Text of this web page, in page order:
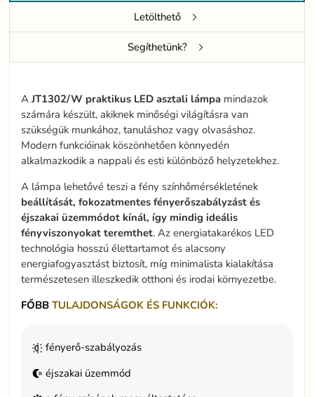
Letölthető
Segíthetünk?
AJT1302/W praktikus LED asztali lámpa mindazok
számára készült, akiknek minőségi világításra van
szükségük munkához, tanuláshoz vagy olvasáshoz.
Modern funkcióinak köszönhetően könnyedén
alkalmazkodik a nappali és esti különböző helyzetekhez.
A lámpa lehetővé teszi a fény színhőmérsékletének
beállítását, fokozatmentes fényerőszabályzást és
éjszakai üzemmódot kínál, így mindig ideális
fényviszonyokat teremthet. Az energiatakarékos LED
technológia hosszú élettartamot és alacsony
energiafogyasztást biztosít, míg minimalista kialakítása
természetesen illeszkedik otthoni és irodai környezetbe.
FŐBB TULAJDONSÁGOK ÉS FUNKCIÓK:
fényerő-szabályozás
éjszakai üzemmód